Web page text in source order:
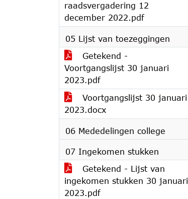
raadsvergadering 12
december 2022.pdf
05 Lijst van toezeggingen
Getekend -
Voortgangslijst 30 januari
2023.pdf
Voortgangslijst 30 januari
2023.docx
06 Mededelingen college
07 Ingekomen stukken
Getekend - Lijst van
ingekomen stukken 30 januari
2023.pdf